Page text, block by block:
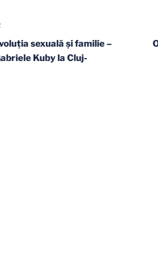
sexuală și familie –
Kuby la Cluj-